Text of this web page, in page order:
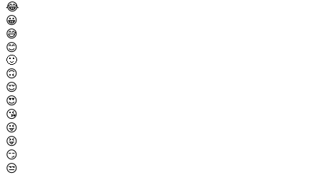
😂
😀
😅
😊
🙂
🙃
😌
😍
😘
😜
😝
😏
😒